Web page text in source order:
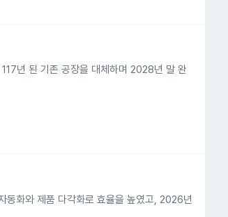
년 된 기존 공장을 대체하며 2028년 말 완
화와 제품 다각화로 효율을 높였고, 2026년